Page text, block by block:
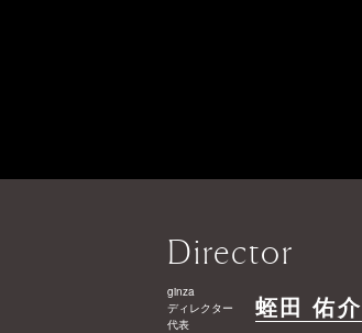
Director
ginza
ディレクター
代表
蛭田 佑介